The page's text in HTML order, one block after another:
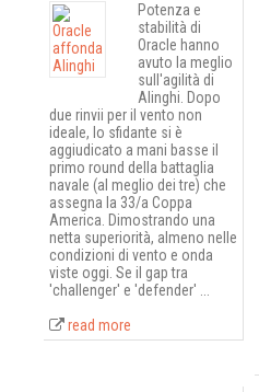
Potenza e
stabilità di
Oracle hanno
avuto la meglio
sull'agilità di
Alinghi. Dopo
due rinvii per il vento non
ideale, lo sfidante si è
aggiudicato a mani basse il
primo round della battaglia
navale (al meglio dei tre) che
assegna la 33/a Coppa
America. Dimostrando una
netta superiorità, almeno nelle
condizioni di vento e onda
viste oggi. Se il gap tra
'challenger' e 'defender' ...
read more